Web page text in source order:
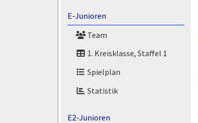
E-Junioren
Team
1. Kreisklasse, Staffel 1
Spielplan
Statistik
E2-Junioren